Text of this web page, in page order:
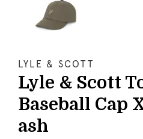
LYLE & SCOTT
Lyle & Scott
Baseball Cap
ash